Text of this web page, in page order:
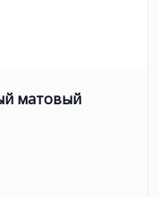
матовый